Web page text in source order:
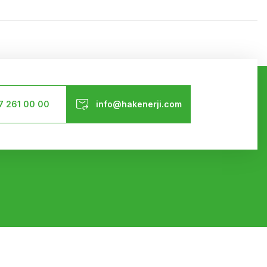
261 00 00 info@hakenerji.com